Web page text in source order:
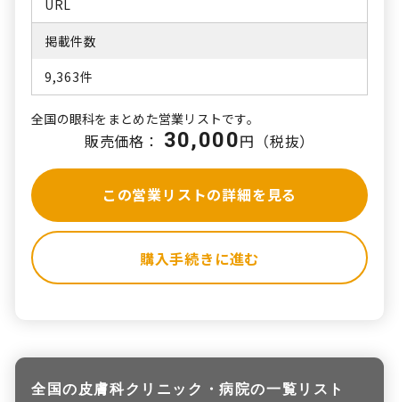
URL
掲載件数
9,363件
全国の眼科をまとめた営業リストです。
販売価格： 30,000円（税抜）
この営業リストの詳細を見る
購入手続きに進む
全国の皮膚科クリニック・病院の一覧リスト